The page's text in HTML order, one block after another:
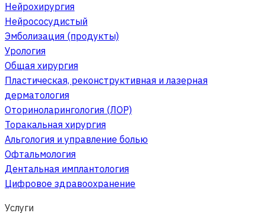
Нейрохирургия
Нейрососудистый
Эмболизация (продукты)
Урология
Общая хирургия
Пластическая, реконструктивная и лазерная
дерматология
Оториноларингология (ЛОР)
Торакальная хирургия
Альгология и управление болью
Офтальмология
Дентальная имплантология
Цифровое здравоохранение
Услуги